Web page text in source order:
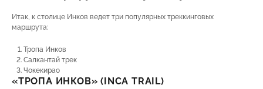
Итак, к столице Инков ведет три популярных треккинговых
маршрута:
Тропа Инков
Салкантай трек
Чокекирао
«ТРОПА ИНКОВ» (INCA TRAIL)